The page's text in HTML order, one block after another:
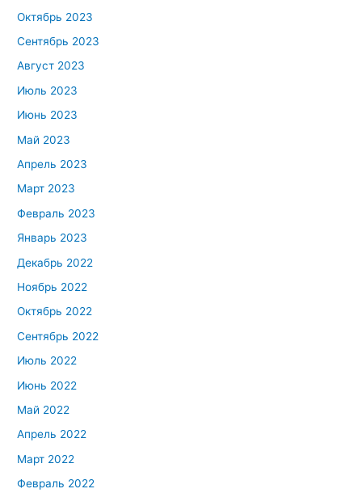
Октябрь 2023
Сентябрь 2023
Август 2023
Июль 2023
Июнь 2023
Май 2023
Апрель 2023
Март 2023
Февраль 2023
Январь 2023
Декабрь 2022
Ноябрь 2022
Октябрь 2022
Сентябрь 2022
Июль 2022
Июнь 2022
Май 2022
Апрель 2022
Март 2022
Февраль 2022